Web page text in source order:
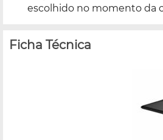
escolhido no momento da
Ficha Técnica